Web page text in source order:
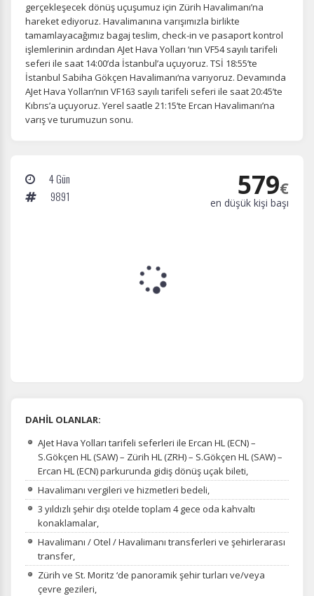
gerçekleşecek dönüş uçuşumuz için Zürih Havalimanı’na
hareket ediyoruz. Havalimanına varışımızla birlikte
tamamlayacağımız bagaj teslim, check-in ve pasaport kontrol
işlemlerinin ardından AJet Hava Yolları ‘nın VF54 sayılı tarifeli
seferi ile saat 14:00’da İstanbul’a uçuyoruz. TSİ 18:55’te
İstanbul Sabiha Gökçen Havalimanı‘na varıyoruz. Devamında
AJet Hava Yolları’nın VF163 sayılı tarifeli seferi ile saat 20:45’te
Kıbrıs’a uçuyoruz. Yerel saatle 21:15‘te Ercan Havalimanı’na
varış ve turumuzun sonu.
4 Gün
9891
579€
en düşük kişi başı
DAHİL OLANLAR:
AJet Hava Yolları tarifeli seferleri ile Ercan HL (ECN) –
S.Gökçen HL (SAW) – Zürih HL (ZRH) – S.Gökçen HL (SAW) –
Ercan HL (ECN) parkurunda gidiş dönüş uçak bileti,
Havalimanı vergileri ve hizmetleri bedeli,
3 yıldızlı şehir dışı otelde toplam 4 gece oda kahvaltı
konaklamalar,
Havalimanı / Otel / Havalimanı transferleri ve şehirlerarası
transfer,
Zürih ve St. Moritz ‘de panoramik şehir turları ve/veya
çevre gezileri,